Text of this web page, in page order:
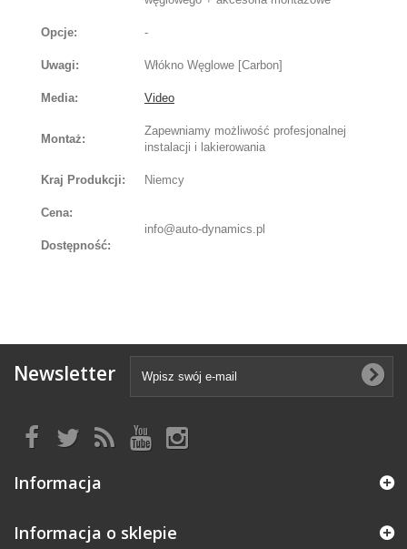
Opcje: -
Uwagi: Włókno Węglowe [Carbon]
Media: Video
Montaż:
Zapewniamy możliwość profesjonalnej
instalacji i lakierowania
Kraj Produkcji: Niemcy
Cena:
info@auto-dynamics.pl
Dostępność:
Newsletter
Informacja
Informacja o sklepie